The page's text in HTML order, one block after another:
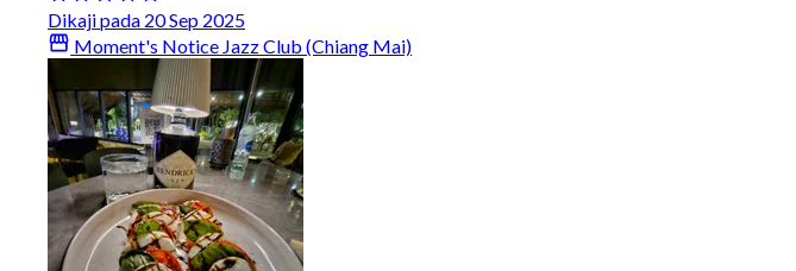
Dikaji pada 20 Sep 2025
Moment's Notice Jazz Club (Chiang Mai)